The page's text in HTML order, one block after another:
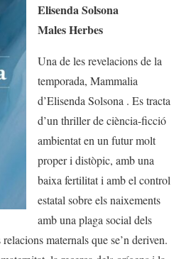
Elisenda Solsona
Males Herbes
Una de les revelacions de la
temporada, Mammalia
d’Elisenda Solsona . Es tracta
d’un thriller de ciència-ficció
ambientat en un futur molt
proper i distòpic, amb una
baixa fertilitat i amb el control
estatal sobre els naixements
amb una plaga social dels
maternals que se’n deriven.